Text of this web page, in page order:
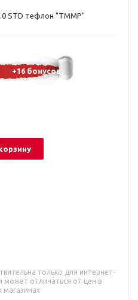
STD тефлон "TMMP"
+16 бонусов
только для интернет-
может отличаться от цен в
магазинах